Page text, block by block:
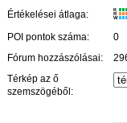
Értékelései átlaga:
K
R
W
POI pontok száma:
0
Fórum hozzászólásai:
Térkép az ő
szemszögéből: